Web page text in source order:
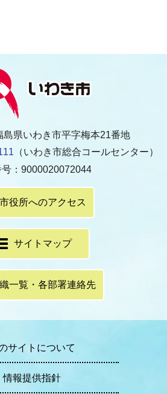
県いわき市平字梅本21番地
（いわき市総合コールセンター）
：9000020072044
市役所へのアクセス
サイトマップ
一覧・各部署連絡先
サイトについて
情報提供指針